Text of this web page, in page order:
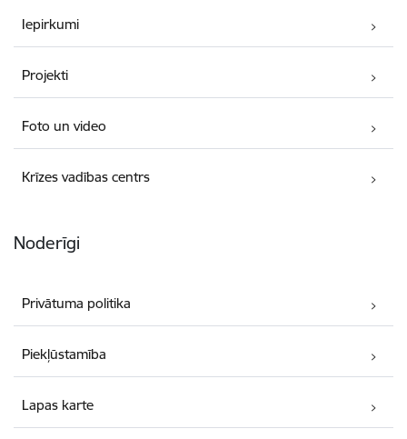
Iepirkumi
Projekti
Foto un video
Krīzes vadības centrs
Noderīgi
Privātuma politika
Piekļūstamība
Lapas karte